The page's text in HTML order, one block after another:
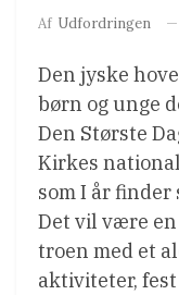
Af Udfordringen
Den jyske
børn og unge
Den Største
Kirkes
som I år finder
Det vil være
troen med et
aktiviteter,